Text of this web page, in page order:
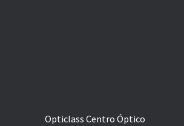
Opticlass Centro Óptico